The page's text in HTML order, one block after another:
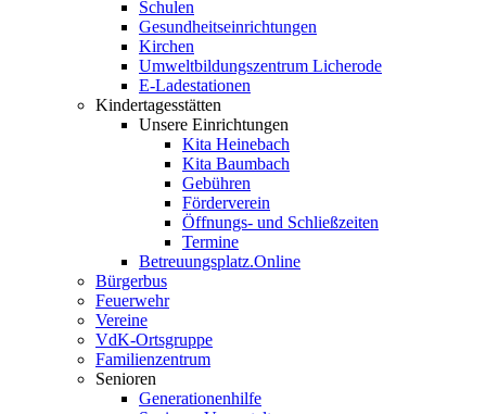
Schulen
Gesundheitseinrichtungen
Kirchen
Umweltbildungszentrum Licherode
E-Ladestationen
Kindertagesstätten
Unsere Einrichtungen
Kita Heinebach
Kita Baumbach
Gebühren
Förderverein
Öffnungs- und Schließzeiten
Termine
Betreuungsplatz.Online
Bürgerbus
Feuerwehr
Vereine
VdK-Ortsgruppe
Familienzentrum
Senioren
Generationenhilfe